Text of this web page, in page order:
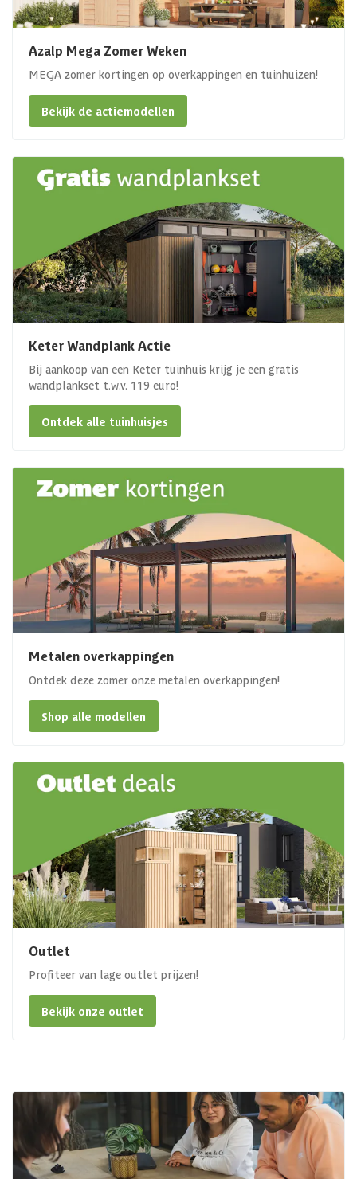
Azalp Mega Zomer Weken
MEGA zomer kortingen op overkappingen en tuinhuizen!
Bekijk de actiemodellen
Keter Wandplank Actie
Bij aankoop van een Keter tuinhuis krijg je een gratis
wandplankset t.w.v. 119 euro!
Ontdek alle tuinhuisjes
Metalen overkappingen
Ontdek deze zomer onze metalen overkappingen!
Shop alle modellen
Outlet
Profiteer van lage outlet prijzen!
Bekijk onze outlet